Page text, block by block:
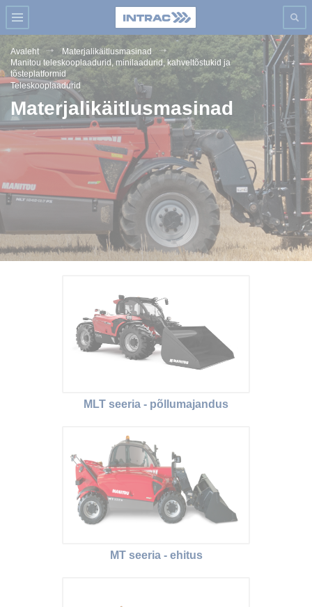
Avaleht
Materjalikäitlusmasinad
Manitou teleskooplaadurid, minilaadurid, kahveltõstukid ja
tõsteplatformid
Teleskooplaadurid
Materjalikäitlusmasinad
MLT seeria - põllumajandus
MT seeria - ehitus